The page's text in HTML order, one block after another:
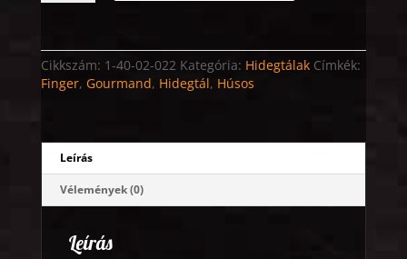
mennyiség
Cikkszám: 1-40-02-022 Kategória: Hidegtálak Címkék:
Finger, Gourmand, Hidegtál, Húsos
Leírás
Vélemények (0)
Leírás